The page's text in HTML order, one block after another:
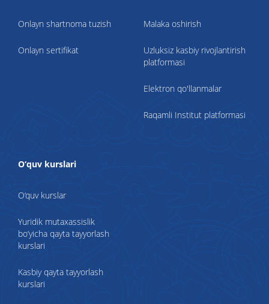
Onlayn shartnoma tuzish
Onlayn sertifikat
Malaka oshirish
Uzluksiz kasbiy rivojlantirish
platformasi
Elektron qo'llanmalar
Raqamli Institut platformasi
O‘quv kurslari
O‘quv kurslar
Yuridik mutaxassislik
bo‘yicha qayta tayyorlash
kurslari
Kasbiy qayta tayyorlash
kurslari